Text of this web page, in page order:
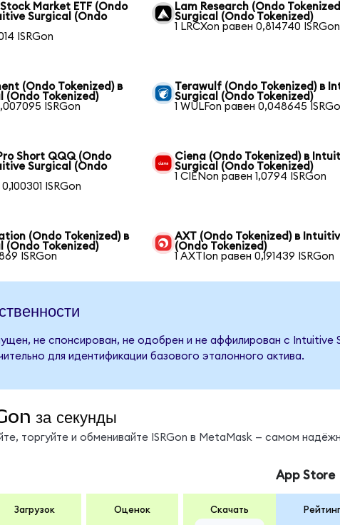
Market ETF (Ondo
Surgical (Ondo
ISRGon
Lam Research (Ondo
Surgical (Ondo Tokenized)
1 LRCXon равен 0,814740 ISRGon
(Ondo Tokenized) в
(Ondo Tokenized)
ISRGon
Terawulf (Ondo Tokenized) в
Surgical (Ondo Tokenized)
1 WULFon равен 0,048645
Short QQQ (Ondo
Surgical (Ondo
ISRGon
Ciena (Ondo Tokenized) в
Surgical (Ondo Tokenized)
1 CIENon равен 1,0794 ISRGon
(Ondo Tokenized) в
(Ondo Tokenized)
ISRGon
AXT (Ondo Tokenized) в
(Ondo Tokenized)
1 AXTIon равен 0,191439 ISRGon
не спонсирован, не одобрен и не аффилирован с Intuitive
для идентификации базового эталонного актива.
за секунды
торгуйте и обменивайте ISRGon в MetaMask — самом
Загрузок Оценок Скачать
App Store
Рейтинг